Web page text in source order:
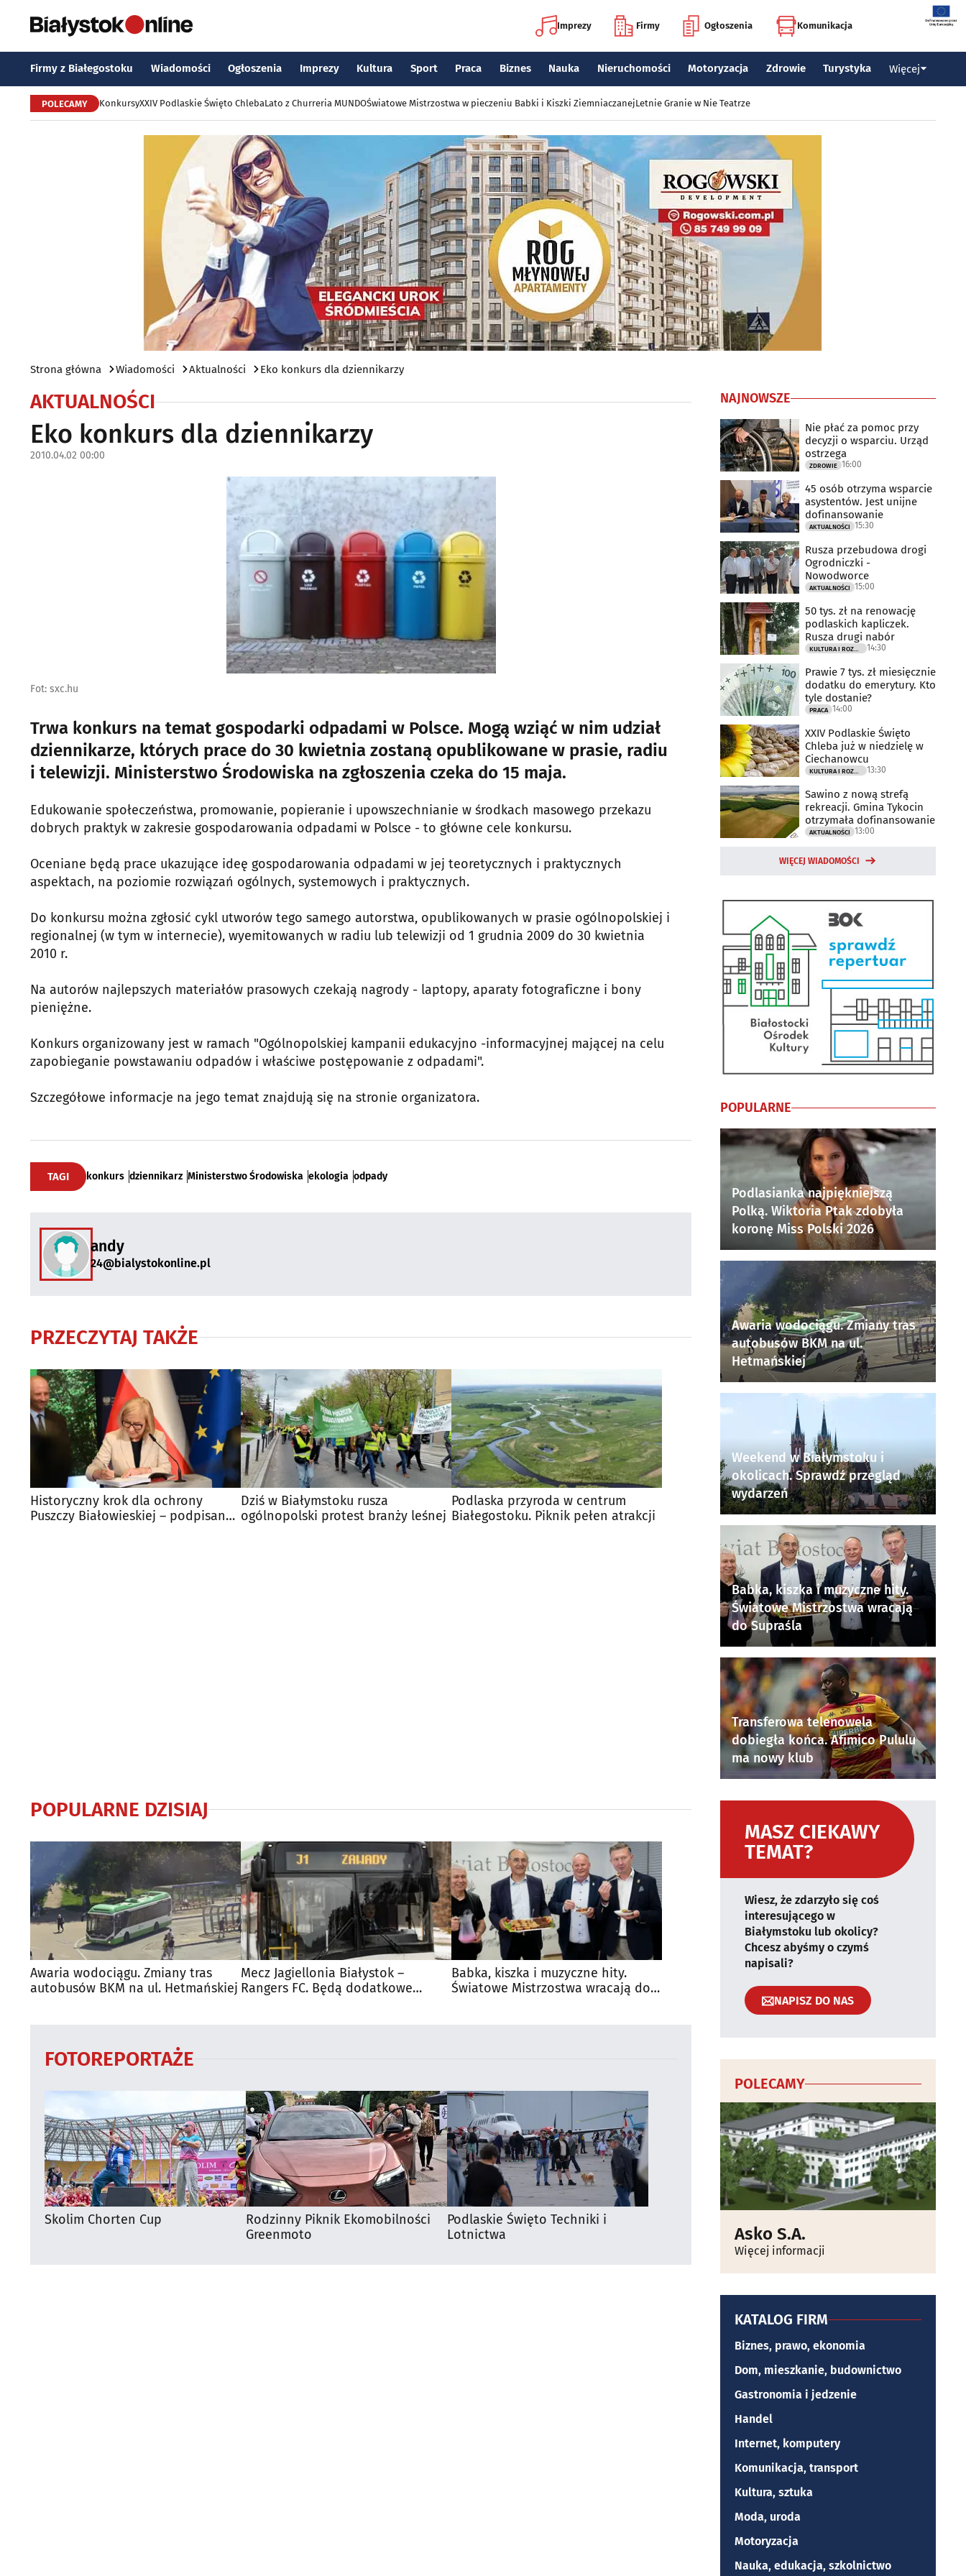
Imprezy Firmy Ogłoszenia Komunikacja
Firmy z Białegostoku Wiadomości Ogłoszenia Imprezy Kultura Sport Praca Biznes Nauka Nieruchomości Motoryzacja Zdrowie Turystyka Więcej
POLECAMY KonkursyXXIV Podlaskie Święto ChlebaLato z Churreria MUNDOŚwiatowe Mistrzostwa w pieczeniu Babki i Kiszki ZiemniaczanejLetnie Granie w Nie Teatrze
Strona główna Wiadomości Aktualności Eko konkurs dla dziennikarzy
AKTUALNOŚCI
Eko konkurs dla dziennikarzy
2010.04.02 00:00
Fot: sxc.hu
Trwa konkurs na temat gospodarki odpadami w Polsce. Mogą wziąć w nim udział
dziennikarze, których prace do 30 kwietnia zostaną opublikowane w prasie, radiu
i telewizji. Ministerstwo Środowiska na zgłoszenia czeka do 15 maja.
Edukowanie społeczeństwa, promowanie, popieranie i upowszechnianie w środkach masowego przekazu
dobrych praktyk w zakresie gospodarowania odpadami w Polsce - to główne cele konkursu.
Oceniane będą prace ukazujące ideę gospodarowania odpadami w jej teoretycznych i praktycznych
aspektach, na poziomie rozwiązań ogólnych, systemowych i praktycznych.
Do konkursu można zgłosić cykl utworów tego samego autorstwa, opublikowanych w prasie ogólnopolskiej i
regionalnej (w tym w internecie), wyemitowanych w radiu lub telewizji od 1 grudnia 2009 do 30 kwietnia
2010 r.
Na autorów najlepszych materiałów prasowych czekają nagrody - laptopy, aparaty fotograficzne i bony
pieniężne.
Konkurs organizowany jest w ramach "Ogólnopolskiej kampanii edukacyjno -informacyjnej mającej na celu
zapobieganie powstawaniu odpadów i właściwe postępowanie z odpadami".
Szczegółowe informacje na jego temat znajdują się na stronie organizatora.
TAGI konkurs dziennikarz Ministerstwo Środowiska ekologia odpady
andy
24@bialystokonline.pl
PRZECZYTAJ TAKŻE
Historyczny krok dla ochrony
Puszczy Białowieskiej – podpisano
Dziś w Białymstoku rusza
ogólnopolski protest branży leśnej
Podlaska przyroda w centrum
Białegostoku. Piknik pełen atrakcji
POPULARNE DZISIAJ
Awaria wodociągu. Zmiany tras
autobusów BKM na ul. Hetmańskiej
Mecz Jagiellonia Białystok –
Rangers FC. Będą dodatkowe
Babka, kiszka i muzyczne hity.
Światowe Mistrzostwa wracają do
FOTOREPORTAŻE
Skolim Chorten Cup
Rodzinny Piknik Ekomobilności
Greenmoto
Podlaskie Święto Techniki i
Lotnictwa
NAJNOWSZE
Nie płać za pomoc przy
decyzji o wsparciu. Urząd
ostrzega
ZDROWIE 16:00
45 osób otrzyma wsparcie
asystentów. Jest unijne
dofinansowanie
AKTUALNOŚCI 15:30
Rusza przebudowa drogi
Ogrodniczki -
Nowodworce
AKTUALNOŚCI 15:00
50 tys. zł na renowację
podlaskich kapliczek.
Rusza drugi nabór
14:30
Prawie 7 tys. zł miesięcznie
dodatku do emerytury. Kto
tyle dostanie?
PRACA 14:00
XXIV Podlaskie Święto
Chleba już w niedzielę w
Ciechanowcu
13:30
Sawino z nową strefą
rekreacji. Gmina Tykocin
otrzymała dofinansowanie
AKTUALNOŚCI 13:00
WIĘCEJ WIADOMOŚCI
POPULARNE
Podlasianka najpiękniejszą
Polką. Wiktoria Ptak zdobyła
koronę Miss Polski 2026
Awaria wodociągu. Zmiany tras
autobusów BKM na ul.
Hetmańskiej
Weekend w Białymstoku i
okolicach. Sprawdź przegląd
wydarzeń
Babka, kiszka i muzyczne hity.
Światowe Mistrzostwa wracają
do Supraśla
Transferowa telenowela
dobiegła końca. Afimico Pululu
ma nowy klub
MASZ CIEKAWY
TEMAT?
Wiesz, że zdarzyło się coś
interesującego w
Białymstoku lub okolicy?
Chcesz abyśmy o czymś
napisali?
NAPISZ DO NAS
POLECAMY
Asko S.A.
Więcej informacji
KATALOG FIRM
Biznes, prawo, ekonomia
Dom, mieszkanie, budownictwo
Gastronomia i jedzenie
Handel
Internet, komputery
Komunikacja, transport
Kultura, sztuka
Moda, uroda
Motoryzacja
Nauka, edukacja, szkolnictwo